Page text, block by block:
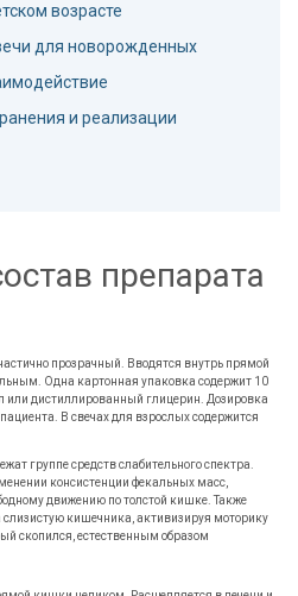
возрасте
для новорожденных
и реализации
препарата
прозрачный. Вводятся внутрь прямой
Одна картонная упаковка содержит 10
или дистиллированный глицерин. Дозировка
В свечах для взрослых содержится
группе средств слабительного спектра.
консистенции фекальных масс,
движению по толстой кишке. Также
кишечника, активизируя моторику
скопился, естественным образом